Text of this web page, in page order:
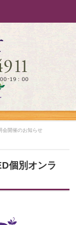
会開催のお知らせ
個別オンラ